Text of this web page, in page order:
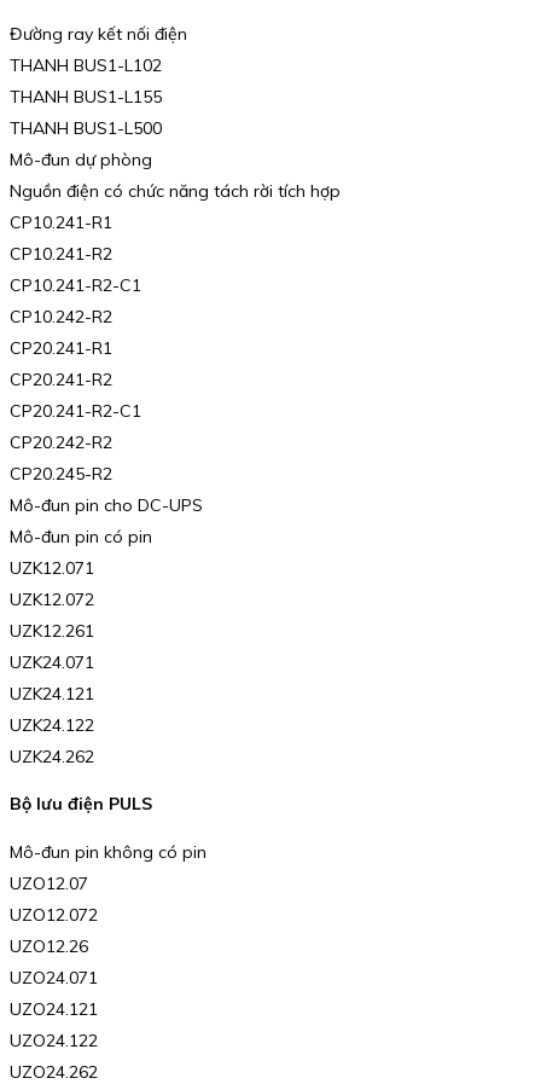
Đường ray kết nối điện
THANH BUS1-L102
THANH BUS1-L155
THANH BUS1-L500
Mô-đun dự phòng
Nguồn điện có chức năng tách rời tích hợp
CP10.241-R1
CP10.241-R2
CP10.241-R2-C1
CP10.242-R2
CP20.241-R1
CP20.241-R2
CP20.241-R2-C1
CP20.242-R2
CP20.245-R2
Mô-đun pin cho DC-UPS
Mô-đun pin có pin
UZK12.071
UZK12.072
UZK12.261
UZK24.071
UZK24.121
UZK24.122
UZK24.262
Bộ lưu điện PULS
Mô-đun pin không có pin
UZO12.07
UZO12.072
UZO12.26
UZO24.071
UZO24.121
UZO24.122
UZO24.262